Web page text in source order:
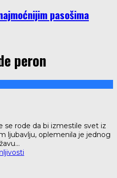
pasošima
peron
se rode da bi izmestile svet iz
ljubavlju, oplemenila je jednog
...